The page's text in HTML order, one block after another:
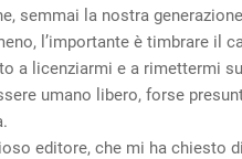
semmai la nostra
l’importante è timbrare il
a licenziarmi e a rimettermi
umano libero, forse
editore, che mi ha chiesto